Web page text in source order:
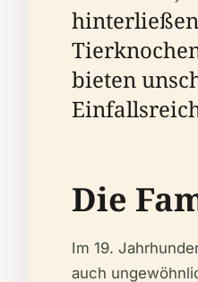
bieten
Die
Im 19.
auch